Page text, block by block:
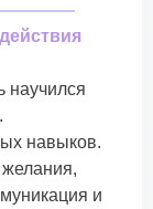
научился
навыков.
желания,
и